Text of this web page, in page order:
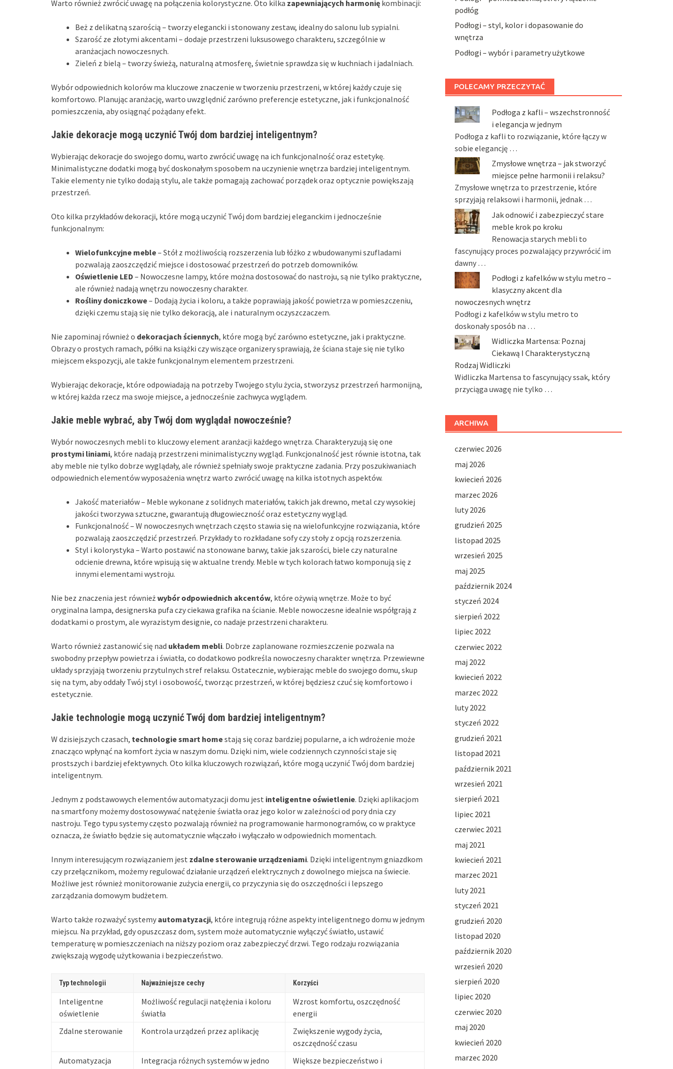
Warto również zwrócić uwagę na połączenia kolorystyczne. Oto kilka zapewniających harmonię kombinacji:
Beż z delikatną szarością – tworzy elegancki i stonowany zestaw, idealny do salonu lub sypialni.
Szarość ze złotymi akcentami – dodaje przestrzeni luksusowego charakteru, szczególnie w
aranżacjach nowoczesnych.
Zieleń z bielą – tworzy świeżą, naturalną atmosferę, świetnie sprawdza się w kuchniach i jadalniach.
Wybór odpowiednich kolorów ma kluczowe znaczenie w tworzeniu przestrzeni, w której każdy czuje się
komfortowo. Planując aranżację, warto uwzględnić zarówno preferencje estetyczne, jak i funkcjonalność
pomieszczenia, aby osiągnąć pożądany efekt.
Jakie dekoracje mogą uczynić Twój dom bardziej inteligentnym?
Wybierając dekoracje do swojego domu, warto zwrócić uwagę na ich funkcjonalność oraz estetykę.
Minimalistyczne dodatki mogą być doskonałym sposobem na uczynienie wnętrza bardziej inteligentnym.
Takie elementy nie tylko dodają stylu, ale także pomagają zachować porządek oraz optycznie powiększają
przestrzeń.
Oto kilka przykładów dekoracji, które mogą uczynić Twój dom bardziej eleganckim i jednocześnie
funkcjonalnym:
Wielofunkcyjne meble– Stół z możliwością rozszerzenia lub łóżko z wbudowanymi szufladami
pozwalają zaoszczędzić miejsce i dostosować przestrzeń do potrzeb domowników.
Oświetlenie LED – Nowoczesne lampy, które można dostosować do nastroju, są nie tylko praktyczne,
ale również nadają wnętrzu nowoczesny charakter.
Rośliny doniczkowe– Dodają życia i koloru, a także poprawiają jakość powietrza w pomieszczeniu,
dzięki czemu stają się nie tylko dekoracją, ale i naturalnym oczyszczaczem.
Nie zapominaj również o dekoracjach ściennych, które mogą być zarówno estetyczne, jak i praktyczne.
Obrazy o prostych ramach, półki na książki czy wiszące organizery sprawiają, że ściana staje się nie tylko
miejscem ekspozycji, ale także funkcjonalnym elementem przestrzeni.
Wybierając dekoracje, które odpowiadają na potrzeby Twojego stylu życia, stworzysz przestrzeń harmonijną,
w której każda rzecz ma swoje miejsce, a jednocześnie zachwyca wyglądem.
Jakie meble wybrać, aby Twój dom wyglądał nowocześnie?
Wybór nowoczesnych mebli to kluczowy element aranżacji każdego wnętrza. Charakteryzują się one
prostymi liniami, które nadają przestrzeni minimalistyczny wygląd. Funkcjonalność jest równie istotna, tak
aby meble nie tylko dobrze wyglądały, ale również spełniały swoje praktyczne zadania. Przy poszukiwaniach
odpowiednich elementów wyposażenia wnętrz warto zwrócić uwagę na kilka istotnych aspektów.
Jakość materiałów – Meble wykonane z solidnych materiałów, takich jak drewno, metal czy wysokiej
jakości tworzywa sztuczne, gwarantują długowieczność oraz estetyczny wygląd.
Funkcjonalność – W nowoczesnych wnętrzach często stawia się na wielofunkcyjne rozwiązania, które
pozwalają zaoszczędzić przestrzeń. Przykłady to rozkładane sofy czy stoły z opcją rozszerzenia.
Styl i kolorystyka – Warto postawić na stonowane barwy, takie jak szarości, biele czy naturalne
odcienie drewna, które wpisują się w aktualne trendy. Meble w tych kolorach łatwo komponują się z
innymi elementami wystroju.
Nie bez znaczenia jest równieżwybór odpowiednich akcentów, które ożywią wnętrze. Może to być
oryginalna lampa, designerska pufa czy ciekawa grafika na ścianie. Meble nowoczesne idealnie współgrają z
dodatkami o prostym, ale wyrazistym designie, co nadaje przestrzeni charakteru.
Warto również zastanowić się nad układem mebli. Dobrze zaplanowane rozmieszczenie pozwala na
swobodny przepływ powietrza i światła, co dodatkowo podkreśla nowoczesny charakter wnętrza. Przewiewne
układy sprzyjają tworzeniu przytulnych stref relaksu. Ostatecznie, wybierając meble do swojego domu, skup
się na tym, aby oddały Twój styl i osobowość, tworząc przestrzeń, w której będziesz czuć się komfortowo i
estetycznie.
Jakie technologie mogą uczynić Twój dom bardziej inteligentnym?
W dzisiejszych czasach, technologie smart homestają się coraz bardziej popularne, a ich wdrożenie może
znacząco wpłynąć na komfort życia w naszym domu. Dzięki nim, wiele codziennych czynności staje się
prostszych i bardziej efektywnych. Oto kilka kluczowych rozwiązań, które mogą uczynić Twój dom bardziej
inteligentnym.
Jednym z podstawowych elementów automatyzacji domu jest inteligentne oświetlenie. Dzięki aplikacjom
na smartfony możemy dostosowywać natężenie światła oraz jego kolor w zależności od pory dnia czy
nastroju. Tego typu systemy często pozwalają również na programowanie harmonogramów, co w praktyce
oznacza, że światło będzie się automatycznie włączało i wyłączało w odpowiednich momentach.
Innym interesującym rozwiązaniem jest zdalne sterowanie urządzeniami. Dzięki inteligentnym gniazdkom
czy przełącznikom, możemy regulować działanie urządzeń elektrycznych z dowolnego miejsca na świecie.
Możliwe jest również monitorowanie zużycia energii, co przyczynia się do oszczędności i lepszego
zarządzania domowym budżetem.
Warto także rozważyć systemy automatyzacji, które integrują różne aspekty inteligentnego domu w jednym
miejscu. Na przykład, gdy opuszczasz dom, system może automatycznie wyłączyć światło, ustawić
temperaturę w pomieszczeniach na niższy poziom oraz zabezpieczyć drzwi. Tego rodzaju rozwiązania
zwiększają wygodę użytkowania i bezpieczeństwo.
Typ technologii Najważniejsze cechy Korzyści
Inteligentne
oświetlenie
Możliwość regulacji natężenia i koloru
światła
Wzrost komfortu, oszczędność
energii
Zdalne sterowanie
Kontrola urządzeń przez aplikację
Zwiększenie wygody życia,
oszczędność czasu
Automatyzacja
Integracja różnych systemów w jedno
Większe bezpieczeństwo i
podłóg
Podłogi – styl, kolor i dopasowanie do
wnętrza
Podłogi – wybór i parametry użytkowe
POLECAMY PRZECZYTAĆ
Podłoga z kafli – wszechstronność
i elegancja w jednym
Podłoga z kafli to rozwiązanie, które łączy w
sobie elegancję …
Zmysłowe wnętrza – jak stworzyć
miejsce pełne harmonii i relaksu?
Zmysłowe wnętrza to przestrzenie, które
sprzyjają relaksowi i harmonii, jednak …
Jak odnowić i zabezpieczyć stare
meble krok po kroku
Renowacja starych mebli to
fascynujący proces pozwalający przywrócić im
dawny …
Podłogi z kafelków w stylu metro –
klasyczny akcent dla
nowoczesnych wnętrz
Podłogi z kafelków w stylu metro to
doskonały sposób na …
Widliczka Martensa: Poznaj
Ciekawą I Charakterystyczną
Rodzaj Widliczki
Widliczka Martensa to fascynujący ssak, który
przyciąga uwagę nie tylko …
ARCHIWA
czerwiec 2026
maj 2026
kwiecień 2026
marzec 2026
luty 2026
grudzień 2025
listopad 2025
wrzesień 2025
maj 2025
październik 2024
styczeń 2024
sierpień 2022
lipiec 2022
czerwiec 2022
maj 2022
kwiecień 2022
marzec 2022
luty 2022
styczeń 2022
grudzień 2021
listopad 2021
październik 2021
wrzesień 2021
sierpień 2021
lipiec 2021
czerwiec 2021
maj 2021
kwiecień 2021
marzec 2021
luty 2021
styczeń 2021
grudzień 2020
listopad 2020
październik 2020
wrzesień 2020
sierpień 2020
lipiec 2020
czerwiec 2020
maj 2020
kwiecień 2020
marzec 2020